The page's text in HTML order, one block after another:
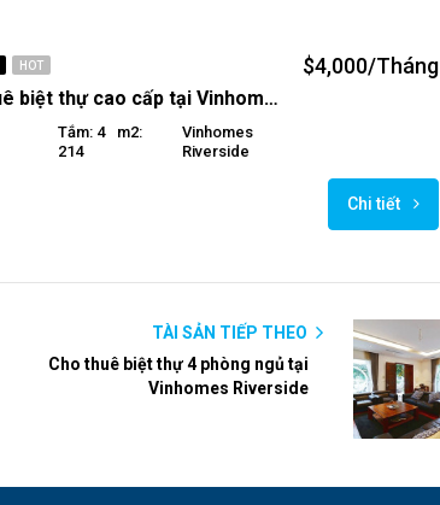
HOT
Cho thuê biệt thự cao cấp tại Vinhomes Riverside
Tắm: 4
M2:
214
Vinhomes
Riverside
$4,000/Tháng
Chi tiết
TÀI SẢN TIẾP THEO
Cho thuê biệt thự 4 phòng ngủ tại
Vinhomes Riverside